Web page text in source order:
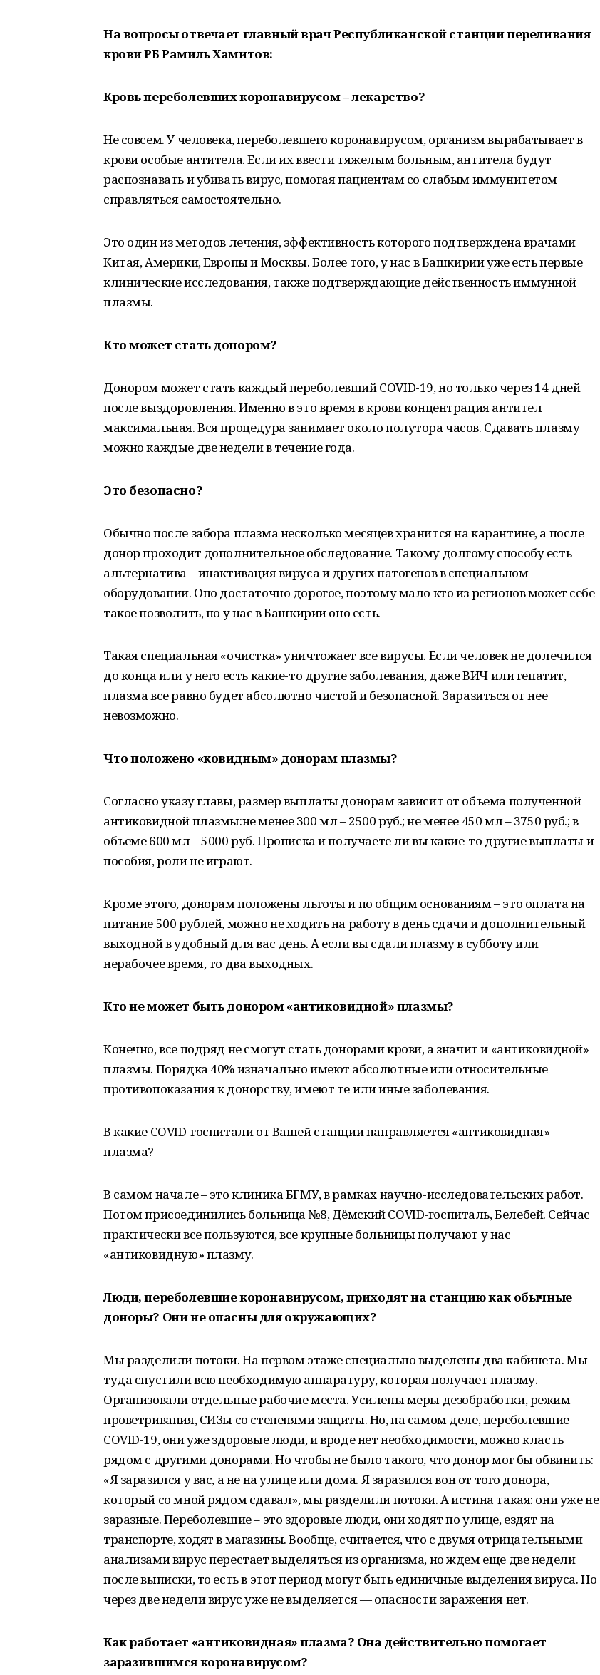
На вопросы отвечает главный врач Республиканской станции переливания
крови РБ Рамиль Хамитов:
Кровь переболевших коронавирусом – лекарство?
Не совсем. У человека, переболевшего коронавирусом, организм вырабатывает в
крови особые антитела. Если их ввести тяжелым больным, антитела будут
распознавать и убивать вирус, помогая пациентам со слабым иммунитетом
справляться самостоятельно.
Это один из методов лечения, эффективность которого подтверждена врачами
Китая, Америки, Европы и Москвы. Более того, у нас в Башкирии уже есть первые
клинические исследования, также подтверждающие действенность иммунной
плазмы.
Кто может стать донором?
Донором может стать каждый переболевший COVID-19, но только через 14 дней
после выздоровления. Именно в это время в крови концентрация антител
максимальная. Вся процедура занимает около полутора часов. Сдавать плазму
можно каждые две недели в течение года.
Это безопасно?
Обычно после забора плазма несколько месяцев хранится на карантине, а после
донор проходит дополнительное обследование. Такому долгому способу есть
альтернатива – инактивация вируса и других патогенов в специальном
оборудовании. Оно достаточно дорогое, поэтому мало кто из регионов может себе
такое позволить, но у нас в Башкирии оно есть.
Такая специальная «очистка» уничтожает все вирусы. Если человек не долечился
до конца или у него есть какие-то другие заболевания, даже ВИЧ или гепатит,
плазма все равно будет абсолютно чистой и безопасной. Заразиться от нее
невозможно.
Что положено «ковидным» донорам плазмы?
Согласно указу главы, размер выплаты донорам зависит от объема полученной
антиковидной плазмы:не менее 300 мл – 2500 руб.; не менее 450 мл – 3750 руб.; в
объеме 600 мл – 5000 руб. Прописка и получаете ли вы какие-то другие выплаты и
пособия, роли не играют.
Кроме этого, донорам положены льготы и по общим основаниям – это оплата на
питание 500 рублей, можно не ходить на работу в день сдачи и дополнительный
выходной в удобный для вас день. А если вы сдали плазму в субботу или
нерабочее время, то два выходных.
Кто не может быть донором «антиковидной» плазмы?
Конечно, все подряд не смогут стать донорами крови, а значит и «антиковидной»
плазмы. Порядка 40% изначально имеют абсолютные или относительные
противопоказания к донорству, имеют те или иные заболевания.
В какие COVID-госпитали от Вашей станции направляется «антиковидная»
плазма?
В самом начале – это клиника БГМУ, в рамках научно-исследовательских работ.
Потом присоединились больница №8, Дёмский COVID-госпиталь, Белебей. Сейчас
практически все пользуются, все крупные больницы получают у нас
«антиковидную» плазму.
Люди, переболевшие коронавирусом, приходят на станцию как обычные
доноры? Они не опасны для окружающих?
Мы разделили потоки. На первом этаже специально выделены два кабинета. Мы
туда спустили всю необходимую аппаратуру, которая получает плазму.
Организовали отдельные рабочие места. Усилены меры дезобработки, режим
проветривания, СИЗы со степенями защиты. Но, на самом деле, переболевшие
COVID-19, они уже здоровые люди, и вроде нет необходимости, можно класть
рядом с другими донорами. Но чтобы не было такого, что донор мог бы обвинить:
«Я заразился у вас, а не на улице или дома. Я заразился вон от того донора,
который со мной рядом сдавал», мы разделили потоки. А истина такая: они уже не
заразные. Переболевшие – это здоровые люди, они ходят по улице, ездят на
транспорте, ходят в магазины. Вообще, считается, что с двумя отрицательными
анализами вирус перестает выделяться из организма, но ждем еще две недели
после выписки, то есть в этот период могут быть единичные выделения вируса. Но
через две недели вирус уже не выделяется — опасности заражения нет.
Как работает «антиковидная» плазма? Она действительно помогает
заразившимся коронавирусом?